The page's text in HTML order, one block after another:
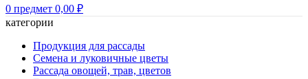
0 предмет 0,00 ₽
категории
Продукция для рассады
Семена и луковичные цветы
Рассада овощей, трав, цветов